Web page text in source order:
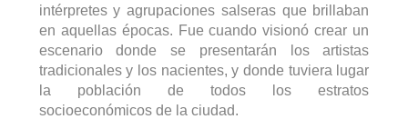
intérpretes y agrupaciones salseras que brillaban
en aquellas épocas. Fue cuando visionó crear un
escenario donde se presentarán los artistas
tradicionales y los nacientes, y donde tuviera lugar
la población de todos los estratos
socioeconómicos de la ciudad.